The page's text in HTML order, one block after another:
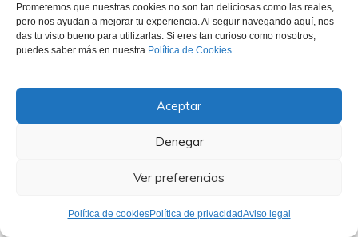
Prometemos que nuestras cookies no son tan deliciosas como las reales,
pero nos ayudan a mejorar tu experiencia. Al seguir navegando aquí, nos
das tu visto bueno para utilizarlas. Si eres tan curioso como nosotros,
puedes saber más en nuestra Política de Cookies.
Aceptar
Denegar
Ver preferencias
Política de cookiesPolítica de privacidadAviso legal
variedad infinita de formas.Cada organismo tendrá
más o menos éxito dependiendo de los genes que
de procesar nutrientes, permitir la formación de
diferentes estructuras y permitir la reutilización de
estructuras antiguas. A menudo se encuentra que
tienen estructuras similares. Estas
estructuras no se obtuvieron de un ancestro común